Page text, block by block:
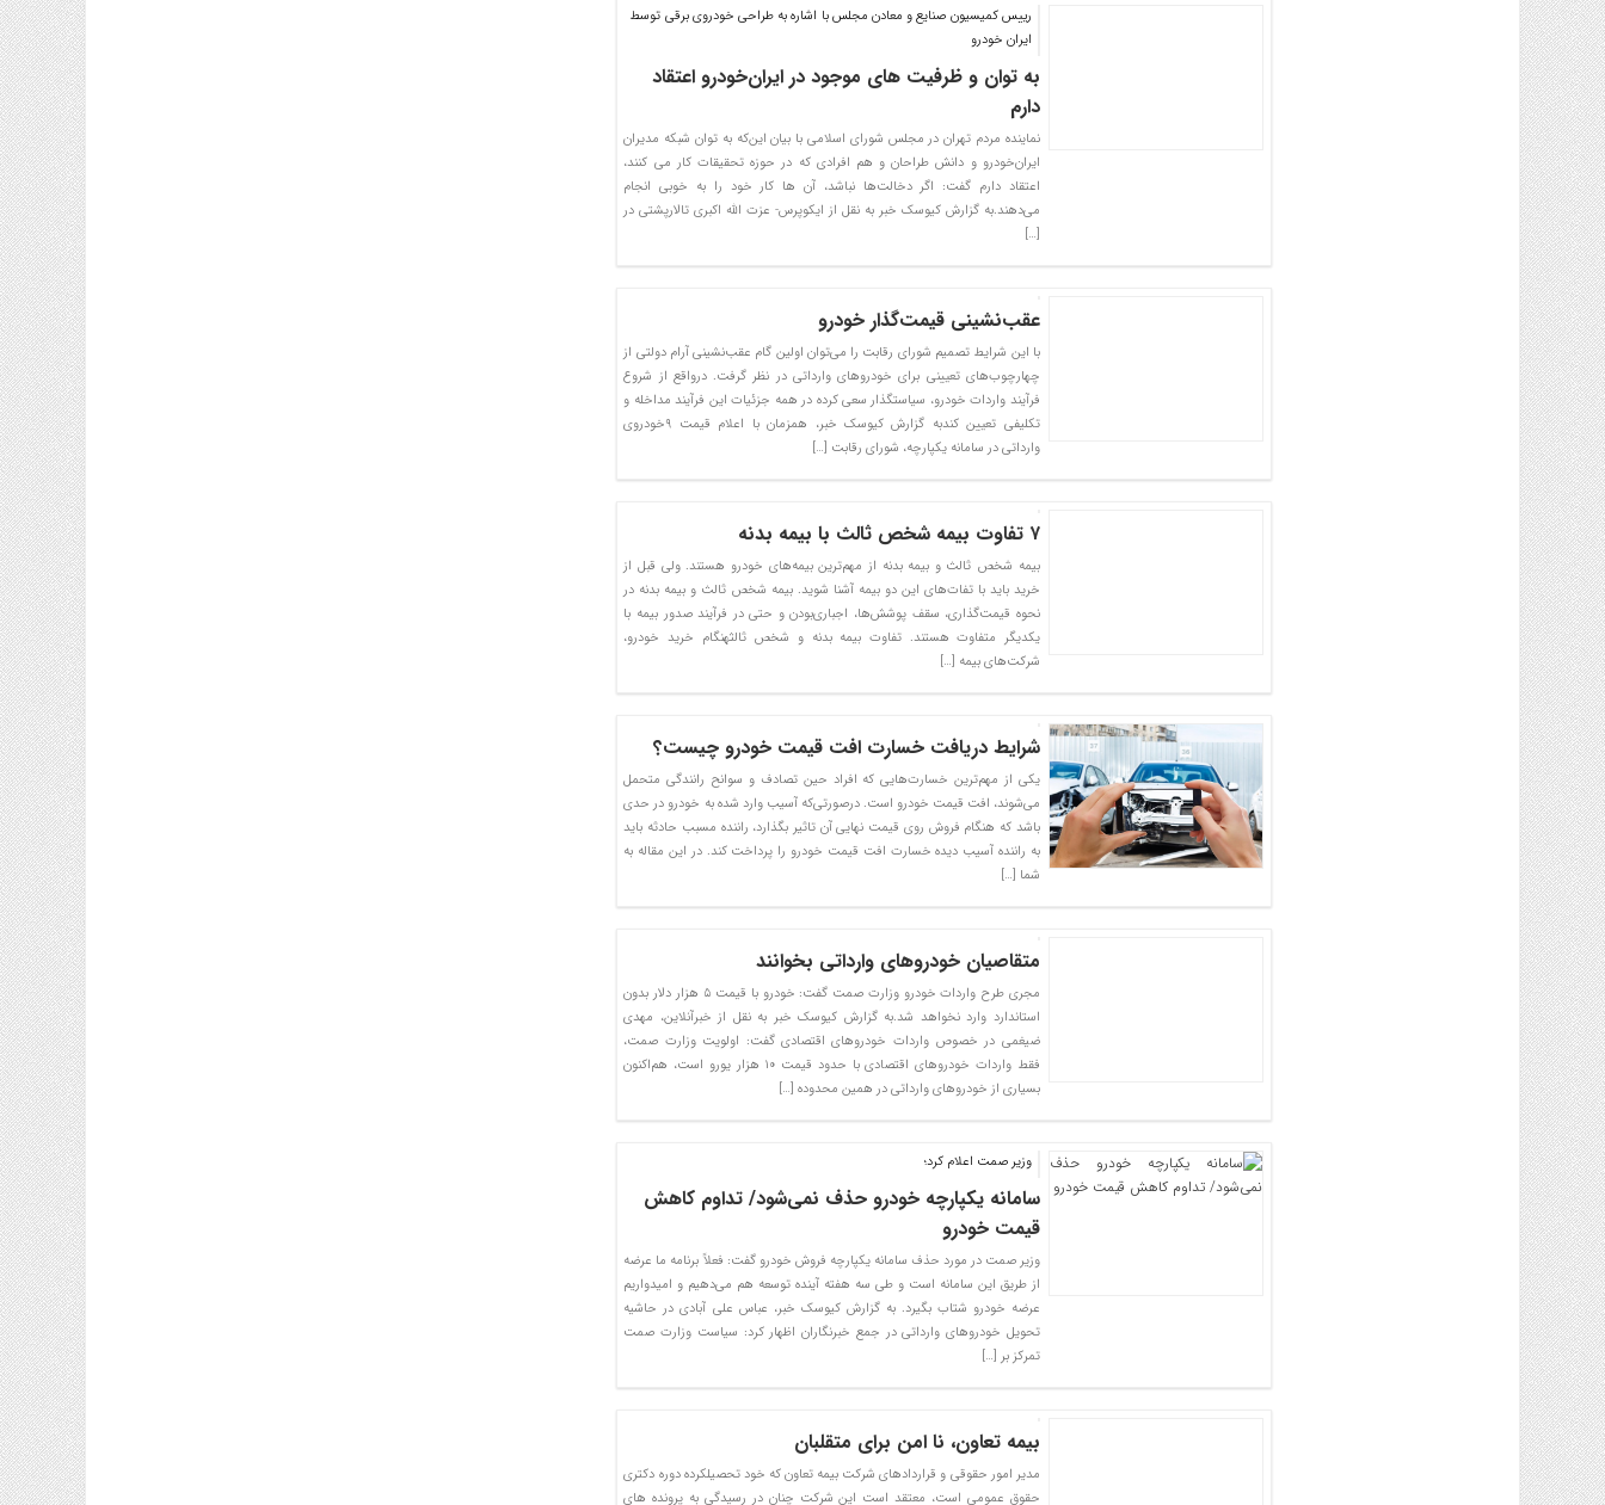
رییس کمیسیون صنایع و معادن مجلس با اشاره به طراحی خودروی برقی توسط
ایران خودرو
به توان و ظرفیت های موجود در ایران‌خودرو اعتقاد
دارم
نماینده مردم تهران در مجلس شورای اسلامی با بیان این‌که به توان شبکه مدیران
ایران‌خودرو و دانش طراحان و هم افرادی که در حوزه تحقیقات کار می کنند،
اعتقاد دارم گفت: اگر دخالت‌ها نباشد، آن ها کار خود را به خوبی انجام
می‌دهند.به گزارش کیوسک خبر به نقل از ایکوپرس- عزت الله اکبری تالارپشتی در
[…]
عقب‌نشینی قیمت‌گذار خودرو
با این شرایط تصمیم شورای رقابت را می‌توان اولین گام عقب‌نشینی آرام دولتی از
چهارچوب‌های تعیینی برای خودرو‌های وارداتی در نظر گرفت. درواقع از شروع
فرآیند واردات خودرو، سیاستگذار سعی کرده در همه جزئیات این فرآیند مداخله و
تکلیفی تعیین کندبه گزارش کیوسک خبر، همزمان با اعلام قیمت ۹خودروی
وارداتی در سامانه یکپارچه، شورای رقابت […]
۷ تفاوت بیمه شخص ثالث با بیمه بدنه
بیمه شخص ثالث و بیمه بدنه از مهم‌ترین بیمه‌های خودرو هستند. ولی قبل از
خرید باید با تفات‌های این دو بیمه آشنا شوید. بیمه شخص ثالث و بیمه بدنه در
نحوه قیمت‌گذاری، سقف پوشش‌ها، اجباری‌بودن و حتی در فرآیند صدور بیمه با
یکدیگر متفاوت هستند. تفاوت بیمه بدنه و شخص ثالثهنگام خرید خودرو،
شرکت‌های بیمه […]
شرایط دریافت خسارت افت قیمت خودرو چیست؟
یکی از مهم‌ترین خسارت‌هایی که افراد حین تصادف و سوانح رانندگی متحمل
می‌شوند، افت قیمت خودرو است. در‌صورتی‌که آسیب وارد شده به خودرو در حدی
باشد که هنگام فروش روی قیمت نهایی آن تاثیر بگذارد، راننده مسبب حادثه باید
به راننده آسیب دیده خسارت افت قیمت خودرو را پرداخت کند. در این مقاله به
شما […]
متقاصیان خودروهای وارداتی بخوانند
­مجری طرح واردات خودرو وزارت صمت گفت: خودرو با قیمت ۵ هزار دلار بدون
استاندارد وارد نخواهد شد.به گزارش کیوسک خبر به نقل از خبرآنلاین، مهدی
ضیغمی در خصوص واردات خودروهای اقتصادی گفت: اولویت وزارت صمت،
فقط واردات خودروهای اقتصادی با حدود قیمت ۱۰ هزار یورو است، هم‌اکنون
بسیاری از خودروهای وارداتی در همین محدوده […]
وزیر صمت اعلام کرد؛
سامانه یکپارچه خودرو حذف نمی‌شود/ تداوم کاهش
قیمت خودرو
وزیر صمت در مورد حذف سامانه یکپارچه فروش خودرو گفت: فعلاً برنامه ما عرضه
از طریق این سامانه است و طی سه هفته آینده توسعه هم می‌دهیم و امیدواریم
عرضه خودرو شتاب بگیرد. به گزارش کیوسک خبر، عباس علی آبادی در حاشیه
تحویل خودروهای وارداتی در جمع خبرنگاران اظهار کرد: سیاست وزارت صمت
تمرکز بر […]
بیمه تعاون، نا امن برای متقلبان
مدیر امور حقوقی و قراردادهای شرکت بیمه تعاون که خود تحصیلکرده دوره دکتری
حقوق عمومی است، معتقد است این شرکت چنان در رسیدگی به پرونده های